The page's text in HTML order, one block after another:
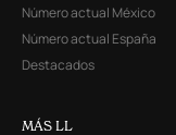
Número actual México
Número actual España
Destacados
MÁS LL